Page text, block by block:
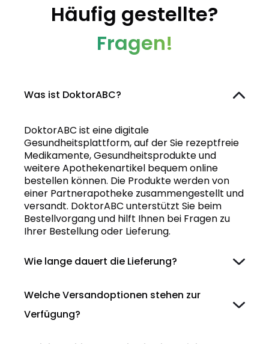
Häufig gestellte?
Fragen!
Was ist DoktorABC?
DoktorABC ist eine digitale
Gesundheitsplattform, auf der Sie rezeptfreie
Medikamente, Gesundheitsprodukte und
weitere Apothekenartikel bequem online
bestellen können. Die Produkte werden von
einer Partnerapotheke zusammengestellt und
versandt. DoktorABC unterstützt Sie beim
Bestellvorgang und hilft Ihnen bei Fragen zu
Ihrer Bestellung oder Lieferung.
Wie lange dauert die Lieferung?
Welche Versandoptionen stehen zur
Verfügung?